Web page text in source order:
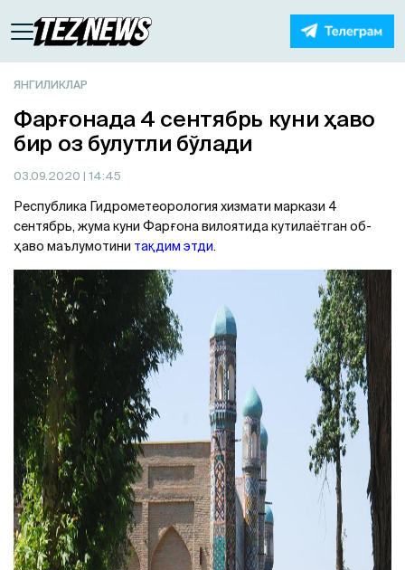
ЯНГИЛИКЛАР
Фарғонада 4 сентябрь куни ҳаво
бир оз булутли бўлади
03.09.2020 | 14:45
Республика Гидрометеорология хизмати маркази 4
сентябрь, жума куни Фарғона вилоятида кутилаётган об-
ҳаво маълумотини тақдим этди.